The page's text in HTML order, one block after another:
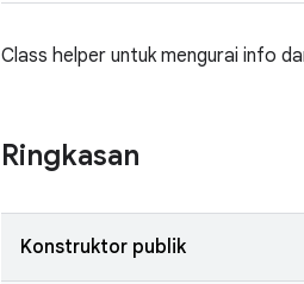
Class helper untuk mengurai info
Ringkasan
Konstruktor publik